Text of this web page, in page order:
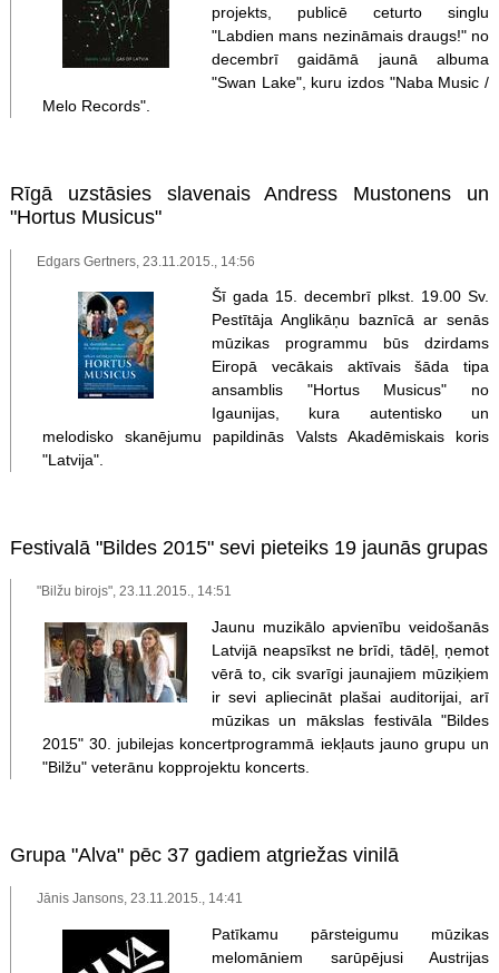
projekts, publicē ceturto singlu
"Labdien mans nezināmais draugs!" no
decembrī gaidāmā jaunā albuma
"Swan Lake", kuru izdos "Naba Music /
Melo Records".
Rīgā uzstāsies slavenais Andress Mustonens un
"Hortus Musicus"
Edgars Gertners, 23.11.2015., 14:56
Šī gada 15. decembrī plkst. 19.00 Sv.
Pestītāja Anglikāņu baznīcā ar senās
mūzikas programmu būs dzirdams
Eiropā vecākais aktīvais šāda tipa
ansamblis "Hortus Musicus" no
Igaunijas, kura autentisko un
melodisko skanējumu papildinās Valsts Akadēmiskais koris
"Latvija".
Festivalā "Bildes 2015" sevi pieteiks 19 jaunās grupas
"Bilžu birojs", 23.11.2015., 14:51
Jaunu muzikālo apvienību veidošanās
Latvijā neapsīkst ne brīdi, tādēļ, ņemot
vērā to, cik svarīgi jaunajiem mūziķiem
ir sevi apliecināt plašai auditorijai, arī
mūzikas un mākslas festivāla "Bildes
2015" 30. jubilejas koncertprogrammā iekļauts jauno grupu un
"Bilžu" veterānu kopprojektu koncerts.
Grupa "Alva" pēc 37 gadiem atgriežas vinilā
Jānis Jansons, 23.11.2015., 14:41
Patīkamu pārsteigumu mūzikas
melomāniem sarūpējusi Austrijas